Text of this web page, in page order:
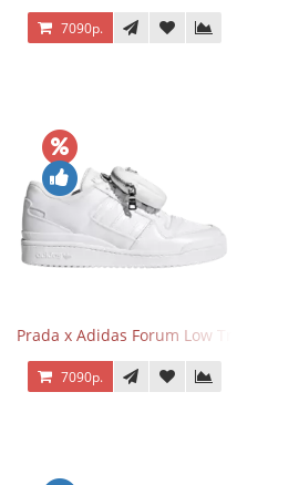
7090р.
Prada x Adidas Forum Low Triple White
7090р.